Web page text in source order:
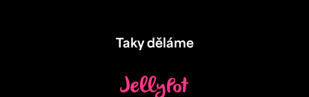
Taky děláme